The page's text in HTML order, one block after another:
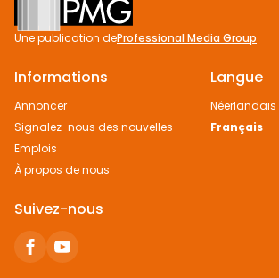
Une publication deProfessional Media Group
Informations
Annoncer
Signalez-nous des nouvelles
Emplois
À propos de nous
Langue
Néerlandais
Français
Suivez-nous